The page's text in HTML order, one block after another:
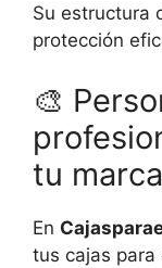
Su estructura
protección
🎨
tu marca
En
tus cajas para